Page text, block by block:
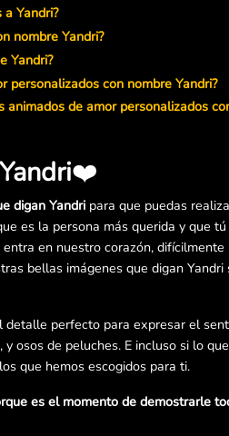
Yandri?
nombre Yandri?
Yandri?
personalizados con nombre Yandri?
de amor personalizados
❤️
digan Yandripara que puedas
es la persona más querida y que
en nuestro corazón,
bellas imágenes que digan
detalle perfecto para expresar el
y osos de peluches. E incluso si lo
que hemos escogidos para ti.
es el momento de demostrarle